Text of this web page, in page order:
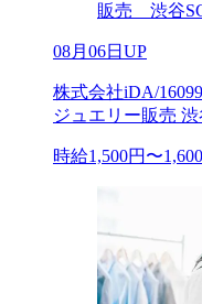
販売 渋谷
08月06日UP
株式会社iDA/
ジュエリー販売 渋
時給1,500円〜